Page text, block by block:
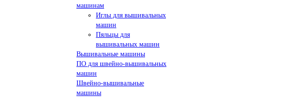
машинам
Иглы для вышивальных
машин
Пяльцы для
вышивальных машин
Вышивальные машины
ПО для швейно-вышивальных
машин
Швейно-вышивальные
машины